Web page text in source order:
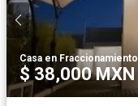
Casa en Fraccionamiento
$ 38,000 MXN